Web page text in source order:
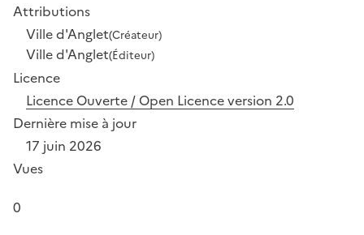
Attributions
Ville d'Anglet(Créateur)
Ville d'Anglet(Éditeur)
Licence
Licence Ouverte / Open Licence version 2.0
Dernière mise à jour
17 juin 2026
Vues
0